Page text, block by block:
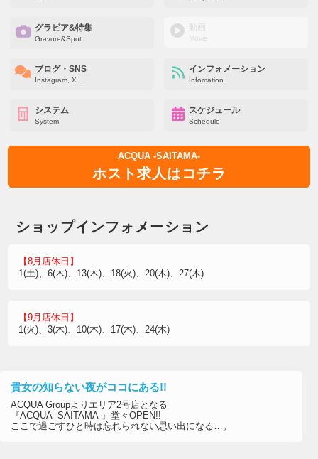
グラビア&特集
Gravure&Spot Movie
ブログ・SNS
Instagram, X...
インフォメーション
Infomation
システム
System
スケジュール
Schedule
ACQUA -SAITAMA-
ホスト求人はコチラ
ショップインフォメーション
【8月店休日】
1(土)、6(木)、13(木)、18(火)、20(木)、27(木)
【9月店休日】
1(火)、3(木)、10(木)、17(木)、24(木)
貴女の知らない夜がココにある!!
ACQUA Groupよりエリア2号店となる
『ACQUA -SAITAMA-』堂々OPEN!!
ここで過ごすひと時は忘れられない思い出になる…。